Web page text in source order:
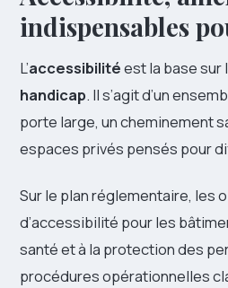
indispensables
L’accessibilitéest la base
handicap. Il s’agit d’un
porte large, un cheminement
espaces privés pensés pour
Sur le plan réglementaire, les
d’accessibilité pour les
santé et à la protection des
procédures opérationnelles